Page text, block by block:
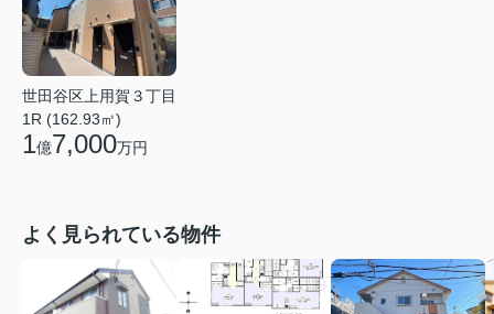
世田谷区上用賀３丁目
1R (162.93㎡)
1億7,000万円
よく見られている物件